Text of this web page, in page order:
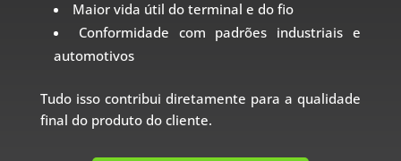
Maior vida útil do terminal e do fio
Conformidade com padrões industriais e
automotivos
Tudo isso contribui diretamente para a qualidade
final do produto do cliente.